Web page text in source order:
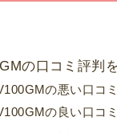
の口コミ評判
の悪い口コ
の良い口コ